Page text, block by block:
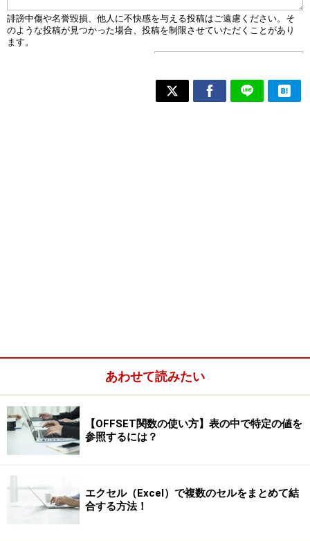
あわせて読みたい
【OFFSET関数の使い方】表の中で特定の値を
参照するには？
エクセル（Excel）で複数のセルをまとめて結
合する方法！